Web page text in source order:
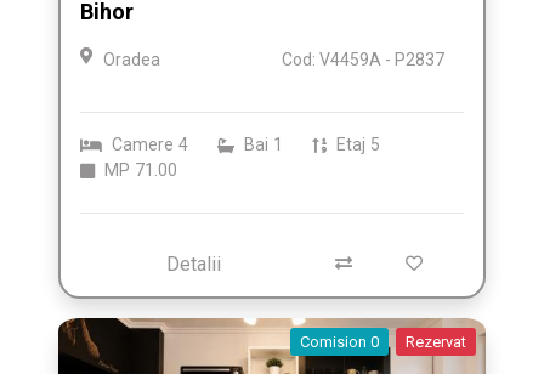
Bihor
Oradea Cod: V4459A - P2837
Camere 4 Bai 1 Etaj 5
MP 71.00
Detalii
Comision 0 Rezervat